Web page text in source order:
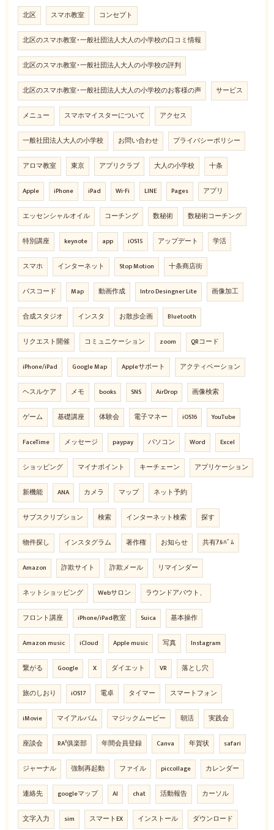
北区 スマホ教室 コンセプト
北区のスマホ教室･一般社団法人大人の小学校の口コミ情報
北区のスマホ教室･一般社団法人大人の小学校の評判
北区のスマホ教室･一般社団法人大人の小学校のお客様の声 サービス
メニュー スマホマイスターについて アクセス
一般社団法人大人の小学校 お問い合わせ プライバシーポリシー
アロマ教室 東京 アプリクラブ 大人の小学校 十条
Apple iPhone iPad Wi-Fi LINE Pages アプリ
エッセンシャルオイル コーチング 数秘術 数秘術コーチング
特別講座 keynote app iOS15 アップデート 学活
スマホ インターネット Stop Motion 十条商店街
パスコード Map 動画作成 Intro Desingner Lite 画像加工
合成スタジオ インスタ お散歩企画 Bluetooth
リクエスト開催 コミュニケーション zoom QRコード
iPhone/iPad Google Map Appleサポート アクティベーション
ヘスルケア メモ books SNS AirDrop 画像検索
ゲーム 基礎講座 体験会 電子マネー iOS16 YouTube
FaceTime メッセージ paypay パソコン Word Excel
ショッピング マイナポイント キーチェーン アプリケーション
新機能 ANA カメラ マップ ネット予約
サブスクリプション 検索 インターネット検索 探す
物件探し インスタグラム 著作権 お知らせ 共有ｱﾙﾊﾞﾑ
Amazon 詐欺サイト 詐欺メール リマインダー
ネットショッピング Webサロン ラウンドアバウト、
フロント講座 iPhone/iPad教室 Suica 基本操作
Amazon music iCloud Apple music 写真 Instagram
繋がる Google X ダイエット VR 落とし穴
旅のしおり iOS17 電卓 タイマー スマートフォン
iMovie マイアルバム マジックムービー 朝活 実践会
座談会 RA²俱楽部 年間会員登録 Canva 年賀状 safari
ジャーナル 強制再起動 ファイル piccollage カレンダー
連絡先 googleマップ AI chat 活動報告 カーソル
文字入力 sim スマートEX インストール ダウンロード